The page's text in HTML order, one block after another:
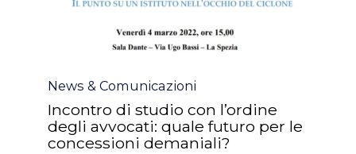
Category
News & Comunicazioni
Incontro di studio con l’ordine
degli avvocati: quale futuro per le
concessioni demaniali?